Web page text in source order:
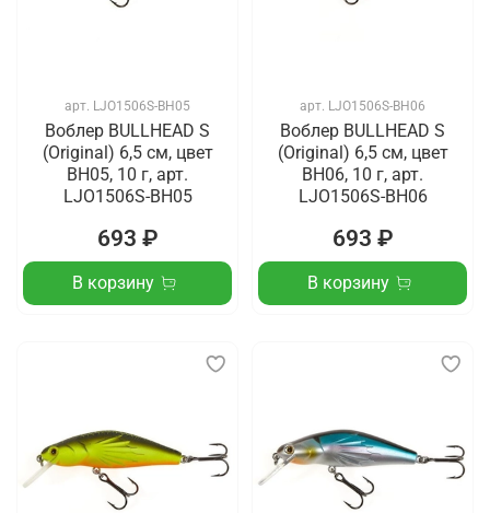
арт. LJO1506S-BH05
Воблер BULLHEAD S
(Original) 6,5 см, цвет
BH05, 10 г, арт.
LJO1506S-BH05
693 ₽
В корзину
арт. LJO1506S-BH06
Воблер BULLHEAD S
(Original) 6,5 см, цвет
BH06, 10 г, арт.
LJO1506S-BH06
693 ₽
В корзину